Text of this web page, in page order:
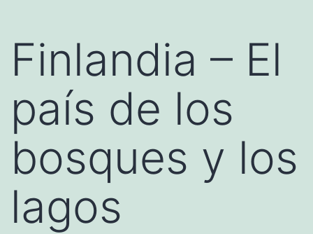
Finlandia – El
país de los
bosques y los
lagos